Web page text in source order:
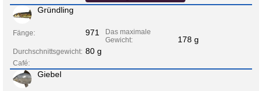
Gründling
Fänge: 971
Das maximale
Gewicht:
178 g
Durchschnittsgewicht: 80 g
Café:
Giebel